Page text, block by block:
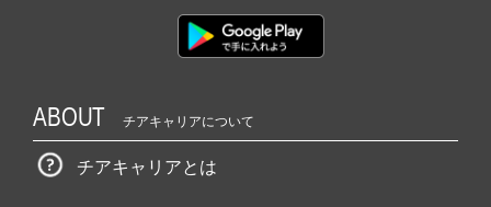
ABOUT チアキャリアについて
チアキャリアとは